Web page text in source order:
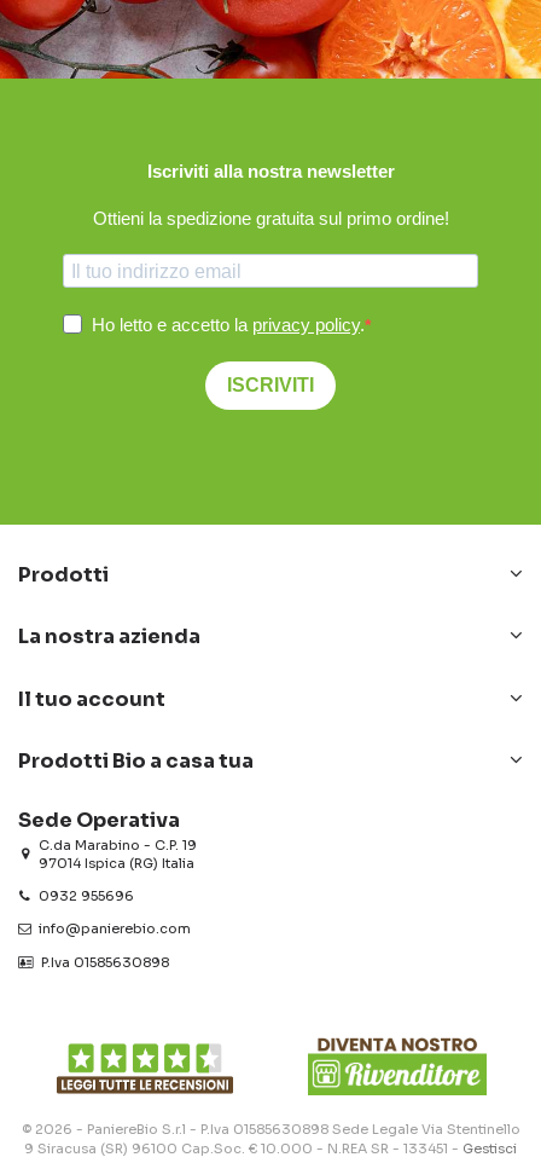
Iscriviti alla nostra newsletter
Ottieni la spedizione gratuita sul primo ordine!
Ho letto e accetto la privacy policy.
ISCRIVITI
Prodotti
La nostra azienda
Il tuo account
Prodotti Bio a casa tua
Sede Operativa
C.da Marabino - C.P. 19
97014 Ispica (RG) Italia
0932 955696
info@panierebio.com
‎‎‎‎‎ P.Iva 01585630898
© 2026 - PaniereBio S.r.l - P.Iva 01585630898 Sede Legale Via Stentinello
9 Siracusa (SR) 96100 Cap.Soc. € 10.000 - N.REA SR - 133451 - Gestisci